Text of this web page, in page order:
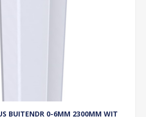
BUITENDR 0-6MM 2300MM WIT